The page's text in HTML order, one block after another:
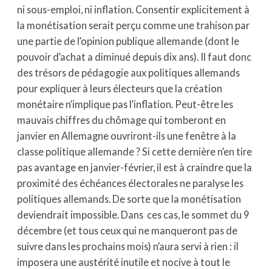
ni sous-emploi, ni inflation. Consentir explicitement à
la monétisation serait perçu comme une trahison par
une partie de l’opinion publique allemande (dont le
pouvoir d’achat a diminué depuis dix ans). Il faut donc
des trésors de pédagogie aux politiques allemands
pour expliquer à leurs électeurs que la création
monétaire n’implique pas l’inflation. Peut-être les
mauvais chiffres du chômage qui tomberont en
janvier en Allemagne ouvriront-ils une fenêtre à la
classe politique allemande ? Si cette dernière n’en tire
pas avantage en janvier-février, il est à craindre que la
proximité des échéances électorales ne paralyse les
politiques allemands. De sorte que la monétisation
deviendrait impossible. Dans ces cas, le sommet du 9
décembre (et tous ceux qui ne manqueront pas de
suivre dans les prochains mois) n’aura servi à rien : il
imposera une austérité inutile et nocive à tout le